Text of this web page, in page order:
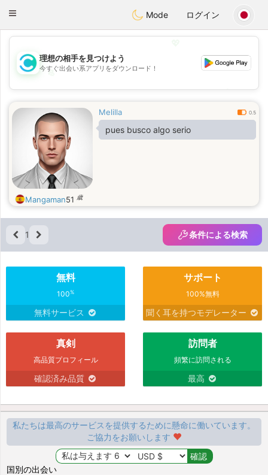
olombiaCitas
Toggle
Mode ログイン
💖
💕
理想の相手を見つけよう
今すぐ出会い系アプリをダウンロード！
Melilla 0.5
pues busco algo serio
Mangaman51 歳
1 条件による検索
無料
100%
無料サービス
サポート
100%無料
聞く耳を持つモデレーター
真剣
高品質プロフィール
確認済み品質
訪問者
頻繁に訪問される
最高
私たちは最高のサービスを提供するために懸命に働いています。
ご協力をお願いします
国別の出会い